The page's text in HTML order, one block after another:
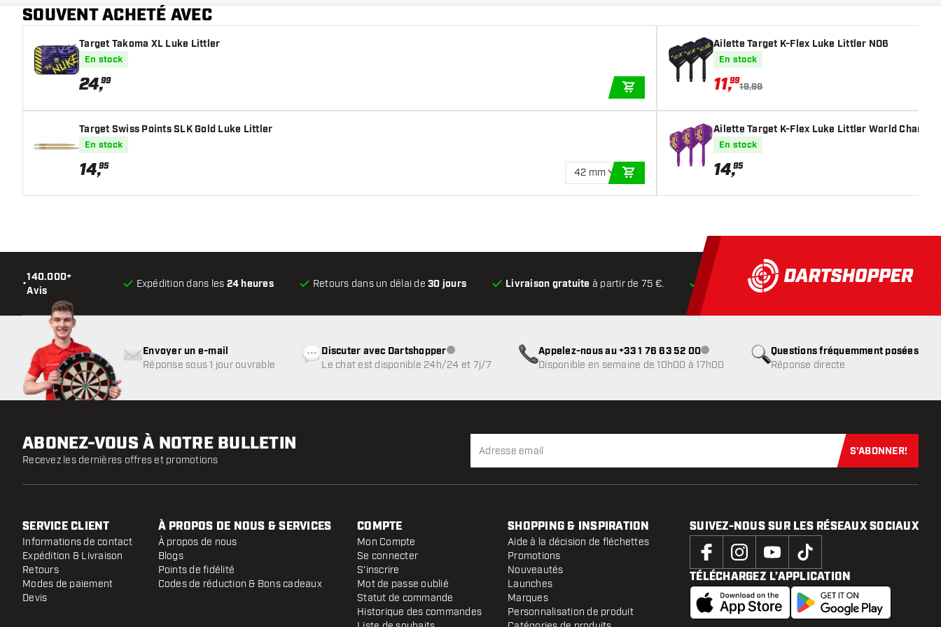
SOUVENT ACHETÉ AVEC
Target Takoma XL Luke Littler
En stock
24,99
AJOUTER AU PANIER
Target Swiss Points SLK Gold Luke Littler
En stock
14,95
42 mm
AJOUTER AU PANIER
Ailette Target K-Flex Luke Littler NO6
En stock
11,99
19,99
Ailette Target K-Flex Luke Littler World
En stock
14,95
•
140.000+
Avis
Expédition dans les 24 heures Retours dans un délai de30 jours Livraison gratuite à partir de 75 €. Expédition dans les24 heures Retours
Questions fréquemment posées
Réponse directe
Envoyer un e-mail
Réponse sous 1 jour ouvrable
Discuter avec DartshopperService client indisponible
Le chat est disponible 24h/24 et 7j/7
Appelez-nous au +33 1 76 63 52 00Service client indisponible
Disponible en semaine de 10h00 à 17h00
ABONEZ-VOUS À NOTRE BULLETIN
Recevez les dernières offres et promotions
Abonnez-
S'ABONNER!
SERVICE CLIENT
Informations de contact
Expédition & Livraison
Retours
Modes de paiement
Devis
À PROPOS DE NOUS & SERVICES
À propos de nous
Blogs
Points de fidélité
Codes de réduction & Bons cadeaux
COMPTE
Mon Compte
Se connecter
S'inscrire
Mot de passe oublié
Statut de commande
Historique des commandes
SHOPPING & INSPIRATION
Aide à la décision de fléchettes
Promotions
Nouveautés
Launches
Marques
Personnalisation de produit
SUIVEZ-NOUS SUR LES RÉSEAUX SOCIAUX
TÉLÉCHARGEZ L’APPLICATION